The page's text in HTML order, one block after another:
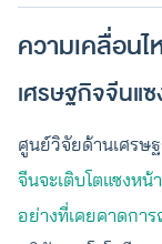
ความเคลื่อน
เศรษฐกิจจีนแ
ศูนย์วิจัยด้านเศรษ
จีนจะเติบโตแซงหน้
อย่างที่เคยคาดกา